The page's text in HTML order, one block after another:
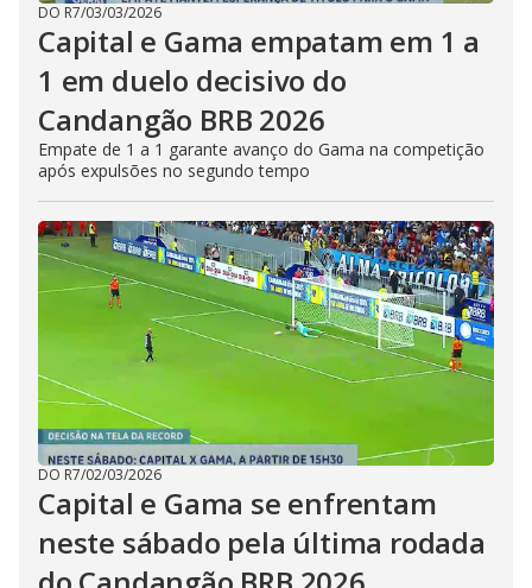
DO R7/03/03/2026
Capital e Gama empatam em 1 a
1 em duelo decisivo do
Candangão BRB 2026
Empate de 1 a 1 garante avanço do Gama na competição
após expulsões no segundo tempo
DO R7/02/03/2026
Capital e Gama se enfrentam
neste sábado pela última rodada